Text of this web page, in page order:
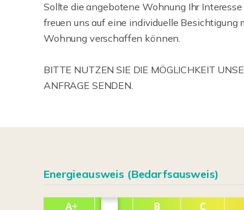
Sollte die angebotene Wohnung Ihr
freuen uns auf eine individuelle
Wohnung verschaffen können.
BITTE NUTZEN SIE DIE MÖGLICHKEIT
ANFRAGE SENDEN.
Energieausweis (Bedarfsausweis)